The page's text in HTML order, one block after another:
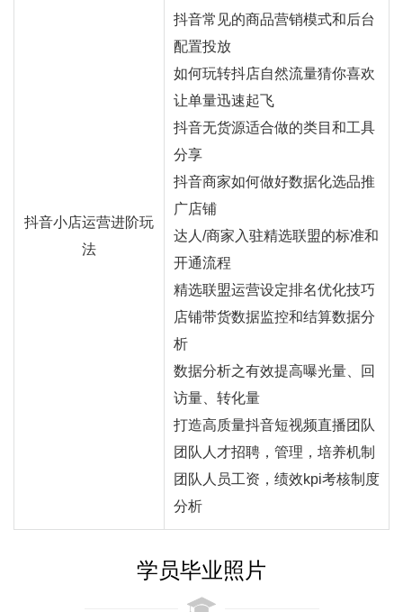
抖音小店运营进阶玩
法
抖音常见的商品营销模式和后台
配置投放
如何玩转抖店自然流量猜你喜欢
让单量迅速起飞
抖音无货源适合做的类目和工具
分享
抖音商家如何做好数据化选品推
广店铺
达人/商家入驻精选联盟的标准和
开通流程
精选联盟运营设定排名优化技巧
店铺带货数据监控和结算数据分
析
数据分析之有效提高曝光量、回
访量、转化量
打造高质量抖音短视频直播团队
团队人才招聘，管理，培养机制
团队人员工资，绩效kpi考核制度
分析
学员毕业照片